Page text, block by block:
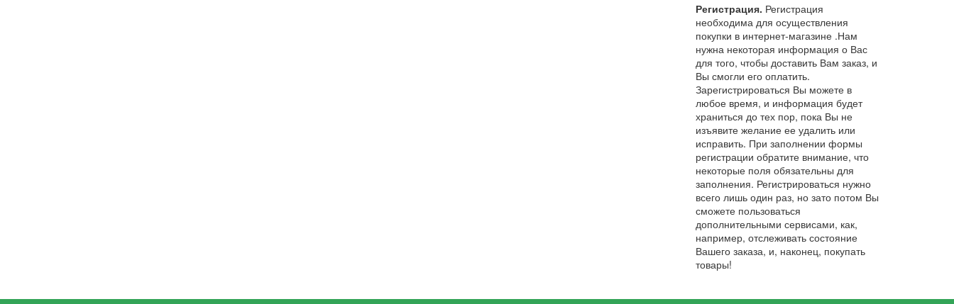
Регистрация. Регистрация
необходима для осуществления
покупки в интернет-магазине .Нам
нужна некоторая информация о Вас
для того, чтобы доставить Вам заказ, и
Вы смогли его оплатить.
Зарегистрироваться Вы можете в
любое время, и информация будет
храниться до тех пор, пока Вы не
изъявите желание ее удалить или
исправить. При заполнении формы
регистрации обратите внимание, что
некоторые поля обязательны для
заполнения. Регистрироваться нужно
всего лишь один раз, но зато потом Вы
сможете пользоваться
дополнительными сервисами, как,
например, отслеживать состояние
Вашего заказа, и, наконец, покупать
товары!